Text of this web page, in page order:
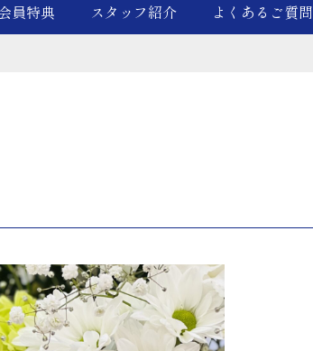
員特典 スタッフ紹介 よくあるご質問